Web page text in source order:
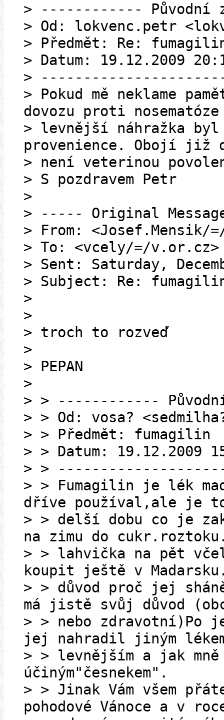
> ------------ Původní
> Od: lokvenc.petr
> Předmět: Re:
> Datum: 19.12.2009
>
> Pokud mě neklame
dovozu proti
> levnější náhražka byl
provenience. Obojí již
> není veterinou
> S pozdravem Petr
>
> ----- Original
> From: <Josef.Mensik/
> To: <vcely/=/v.or.cz>
> Sent: Saturday,
> Subject: Re:
>
>
> troch to rozveď
>
> PEPAN
>
> > ------------
> > Od: vosa?
> > Předmět: fumagilin
> > Datum: 19.12.2009
> >
> > Fumagilin je lék
dříve používal,ale je
> > delší dobu co je
na zimu do
> > lahvička na pět
koupit ještě v
> > důvod proč jej
má jistě svůj důvod
> > nebo zdravotní)Po
jej nahradil jiným
> > levnějším a jak
účiným"česnekem".
> > Jinak Vám všem
pohodové Vánoce a v